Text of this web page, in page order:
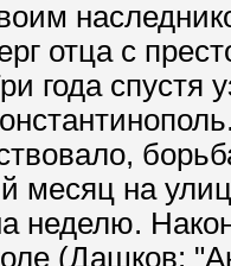
отца с
года спустя
месяц на
неделю.
(Дашков: